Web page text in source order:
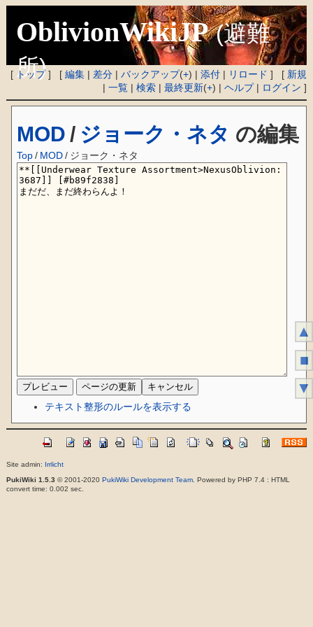
OblivionWikiJP (避難
所)
[ トップ] [編集 | 差分 |バックアップ(+) |添付 | リロード ] [ 新規
|一覧 |検索 |最終更新(+) |ヘルプ| ログイン ]
MOD / ジョーク・ネタ の編集
Top / MOD/ ジョーク・ネタ
テキスト整形のルールを表示する
Site admin: Irrlicht
PukiWiki 1.5.3 © 2001-2020 PukiWiki Development Team. Powered by PHP 7.4 : HTML
convert time: 0.002 sec.
▲
■
▼